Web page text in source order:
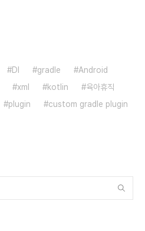
DI gradle
Android
xml kotlin
육아휴직
plugin custom gradle plugin